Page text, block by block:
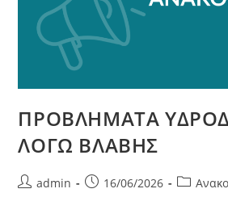
ΠΡΟΒΛΗΜΑΤΑ
ΛΟΓΩ ΒΛΑΒΗΣ
admin 16/06/2026